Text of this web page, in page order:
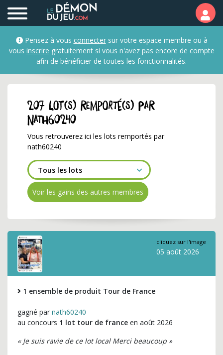
Les lots remportés par
Pensez à vous connectersur votre espace membre ou à
vous inscrire gratuitement si vous n'avez pas encore de compte
afin de bénéficier de toutes les fonctionnalités.
207 lot(s) remporté(s) par
nath60240
Vous retrouverez ici les lots remportés par
nath60240
Voir les gains des autres membres
cliquez sur l'image
05 août 2026
1 ensemble de produit Tour de France
gagné par nath60240
au concours 1 lot tour de france en août 2026
« Je suis ravie de ce lot local Merci beaucoup »